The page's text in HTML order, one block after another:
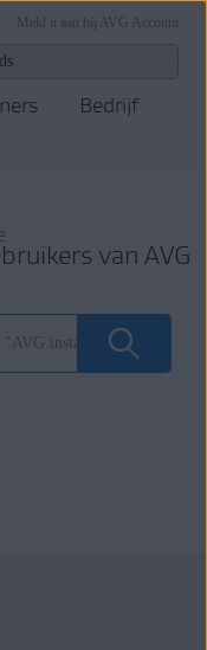
Meld u aan bij AVG Account
Bedrijf
van AVG